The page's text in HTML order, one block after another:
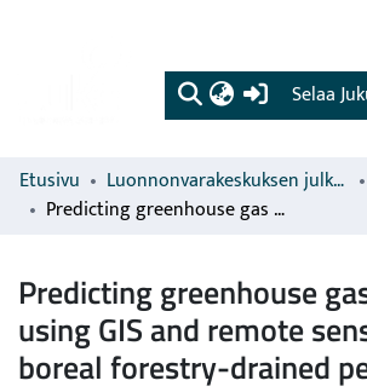
(current)
Selaa
Etusivu Luonnonvarakeskuksen julkaisut
Predicting greenhouse gas balance using GIS and remote sensing in boreal forestry-drained peatlands
Predicting greenhouse
using GIS and remote
boreal forestry-drained